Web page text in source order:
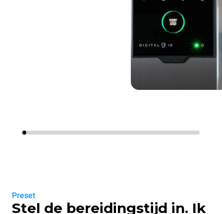
Preset
Stel de bereidingstijd in. Ik